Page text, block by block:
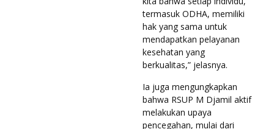
termasuk ODHA, memiliki
hak yang sama untuk
mendapatkan pelayanan
kesehatan yang
berkualitas,” jelasnya.
Ia juga mengungkapkan
bahwa RSUP M Djamil aktif
melakukan upaya
pencegahan, mulai dari